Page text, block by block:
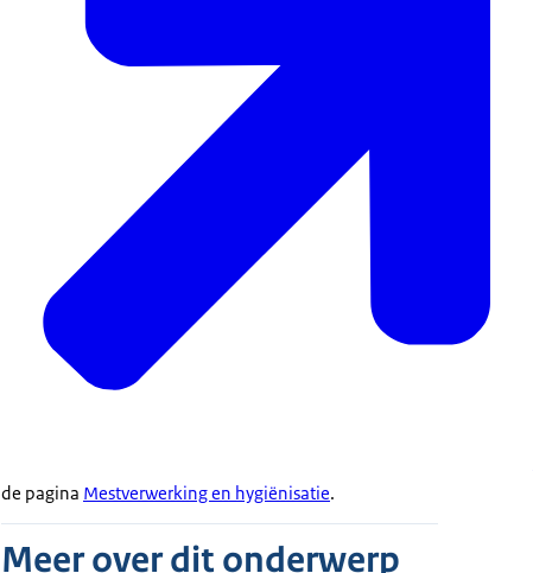
de pagina Mestverwerking en hygiënisatie.
Meer over dit onderwerp